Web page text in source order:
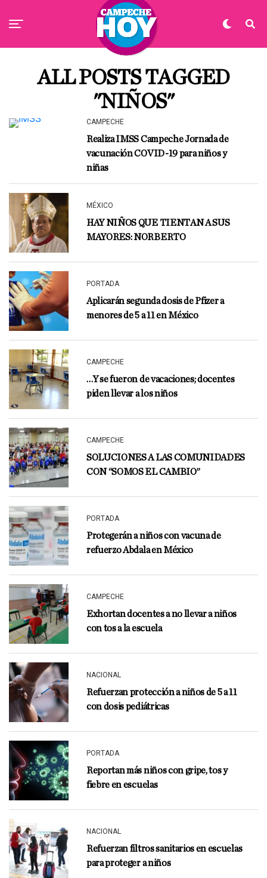
ALL POSTS TAGGED
"NIÑOS"
CAMPECHE
Realiza IMSS Campeche Jornada de
vacunación COVID-19 para niños y
niñas
MÉXICO
HAY NIÑOS QUE TIENTAN A SUS
MAYORES: NORBERTO
PORTADA
Aplicarán segunda dosis de Pfizer a
menores de 5 a 11 en México
CAMPECHE
…Y se fueron de vacaciones; docentes
piden llevar a los niños
CAMPECHE
SOLUCIONES A LAS COMUNIDADES
CON “SOMOS EL CAMBIO”
PORTADA
Protegerán a niños con vacuna de
refuerzo Abdala en México
CAMPECHE
Exhortan docentes a no llevar a niños
con tos a la escuela
NACIONAL
Refuerzan protección a niños de 5 a 11
con dosis pediátricas
PORTADA
Reportan más niños con gripe, tos y
fiebre en escuelas
NACIONAL
Refuerzan filtros sanitarios en escuelas
para proteger a niños